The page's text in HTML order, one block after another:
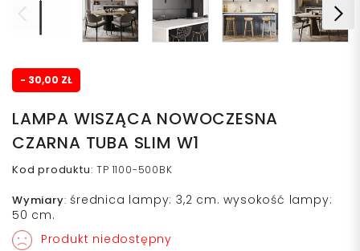
- 30,00 ZŁ
LAMPA WISZĄCA NOWOCZESNA
CZARNA TUBA SLIM W1
Kod produktu:TP 1100-500BK
Wymiary: średnica lampy: 3,2 cm. wysokość lampy:
50 cm.
Produkt niedostępny